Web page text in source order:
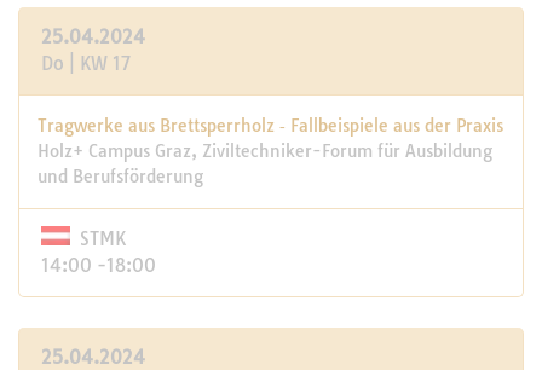
25.04.2024
Do | KW 17
Tragwerke aus Brettsperrholz ‑ Fallbeispiele aus der Praxis
Holz+ Campus Graz, Ziviltechniker-Forum für Ausbildung
und Berufsförderung
STMK
14:00 -18:00
25.04.2024